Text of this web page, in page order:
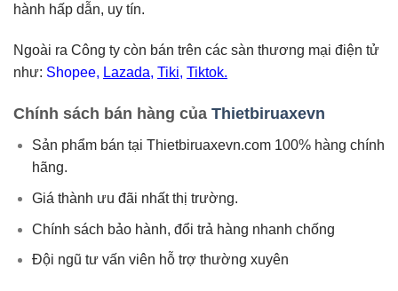
hành hấp dẫn, uy tín.
Ngoài ra Công ty còn bán trên các sàn thương mại điện tử
như: Shopee, Lazada, Tiki, Tiktok.
Chính sách bán hàng của Thietbiruaxevn
Sản phẩm bán tại Thietbiruaxevn.com 100% hàng chính
hãng.
Giá thành ưu đãi nhất thị trường.
Chính sách bảo hành, đổi trả hàng nhanh chống
Đội ngũ tư vấn viên hỗ trợ thường xuyên